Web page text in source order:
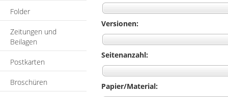
Folder
Zeitungen und
Beilagen
Postkarten
Broschüren
Versionen:
Seitenanzahl:
Papier/Material: